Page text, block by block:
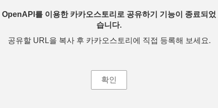
OpenAPI를 이용한 카카오스토리로 공유하기 기능이 종료되었
습니다.
공유할 URL을 복사 후 카카오스토리에 직접 등록해 보세요.
확인